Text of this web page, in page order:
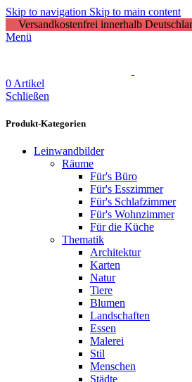
Skip to navigation Skip to main content
Versandkostenfrei innerhalb
Menü
0 Artikel
Schließen
Produkt-Kategorien
Leinwandbilder
Räume
Für's Büro
Für's Esszimmer
Für's Schlafzimmer
Für's Wohnzimmer
Für die Küche
Thematik
Architektur
Karten
Natur
Tiere
Blumen
Landschaften
Essen
Malerei
Stil
Menschen
Städte